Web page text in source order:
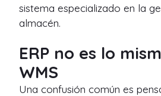
sistema especializado en la
almacén.
ERP no es lo
WMS
Una confusión común es